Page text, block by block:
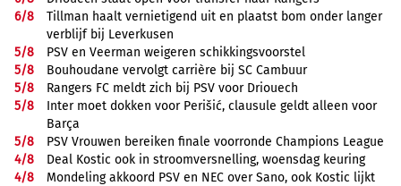
6/8
Tillman haalt vernietigend uit en plaatst bom onder langer
verblijf bij Leverkusen
5/8
PSV en Veerman weigeren schikkingsvoorstel
5/8
Bouhoudane vervolgt carrière bij SC Cambuur
5/8
Rangers FC meldt zich bij PSV voor Driouech
5/8
Inter moet dokken voor Perišić, clausule geldt alleen voor
Barça
5/8
PSV Vrouwen bereiken finale voorronde Champions League
4/8
Deal Kostic ook in stroomversnelling, woensdag keuring
4/8
Mondeling akkoord PSV en NEC over Sano, ook Kostic lijkt